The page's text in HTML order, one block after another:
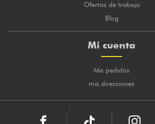
Ofertas de trabajo
Blog
Mi cuenta
Mis pedidos
mis direcciones